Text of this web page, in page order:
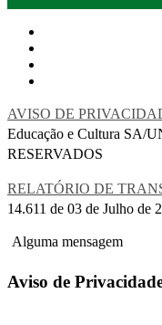
AVISO DE
Educação e Cultura SA/
RESERVADOS
RELATÓRIO DE
14.611 de 03 de Julho de
Alguma mensagem
Aviso de